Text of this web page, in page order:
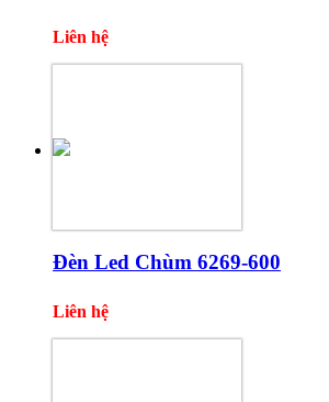
Liên hệ
Đèn Led Chùm 6269-600
Liên hệ